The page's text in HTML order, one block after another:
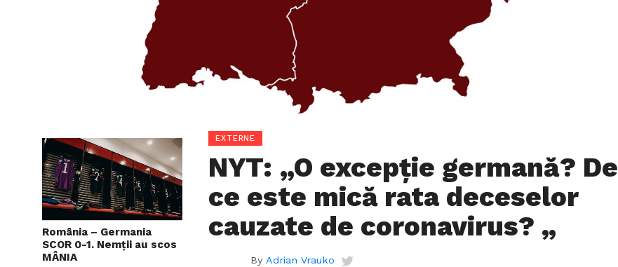
România – Germania
SCOR 0-1. Nemții au scos
MÂNIA
EXTERNE
NYT: „O excepţie germană? De
ce este mică rata deceselor
cauzate de coronavirus? „
By Adrian Vrauko